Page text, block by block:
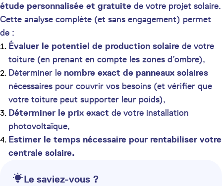
étude personnalisée et gratuite de votre projet solaire.
Cette analyse complète (et sans engagement) permet
de :
Évaluer le potentiel de production solaire de votre
toiture (en prenant en compte les zones d’ombre),
Déterminer le nombre exact de panneaux solaires
nécessaires pour couvrir vos besoins (et vérifier que
votre toiture peut supporter leur poids),
Déterminer le prix exact de votre installation
photovoltaïque,
Estimer le temps nécessaire pour rentabiliser votre
centrale solaire.
Le saviez-vous ?